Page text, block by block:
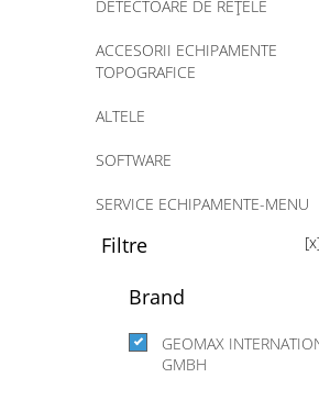
DETECTOARE DE REȚELE
ACCESORII ECHIPAMENTE
TOPOGRAFICE
ALTELE
SOFTWARE
SERVICE ECHIPAMENTE-MENU
ÎNCHIRIERI ECHIPAMENTE
Filtre
Brand
GEOMAX
GMBH